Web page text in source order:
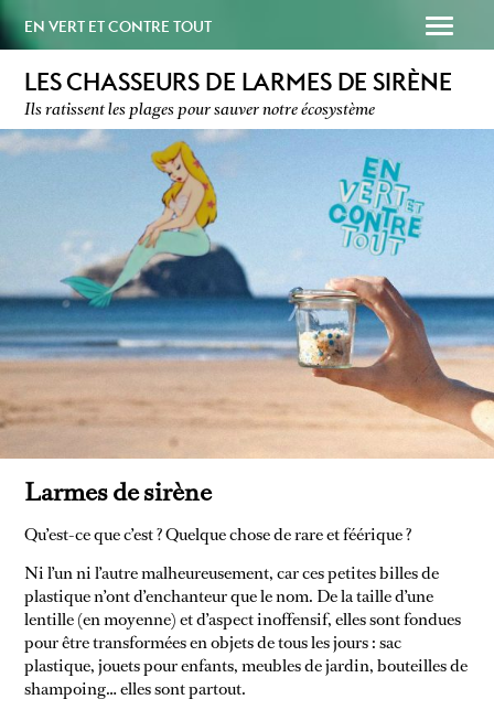
EN VERT ET CONTRE TOUT
SOUTENEZ-NOUS PAPAILLE
LES CHASSEURS DE LARMES DE SIRÈNE
Ils ratissent les plages pour sauver notre écosystème
Larmes de sirène
Qu’est-ce que c’est ? Quelque chose de rare et féérique ?
Ni l’un ni l’autre malheureusement, car ces petites billes de
plastique n’ont d’enchanteur que le nom. De la taille d’une
lentille (en moyenne) et d’aspect inoffensif, elles sont fondues
pour être transformées en objets de tous les jours : sac
plastique, jouets pour enfants, meubles de jardin, bouteilles de
shampoing… elles sont partout.